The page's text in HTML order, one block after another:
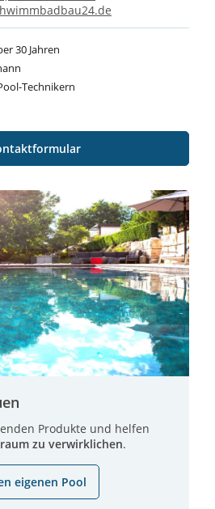
30 Jahren
Technikern
Produkte und helfen
zu verwirklichen.
eigenen Pool